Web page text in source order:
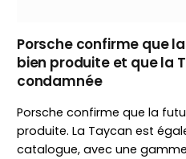
Porsche confirme que
bien produite et que la
condamnée
Porsche confirme que la
produite. La Taycan est
catalogue, avec une